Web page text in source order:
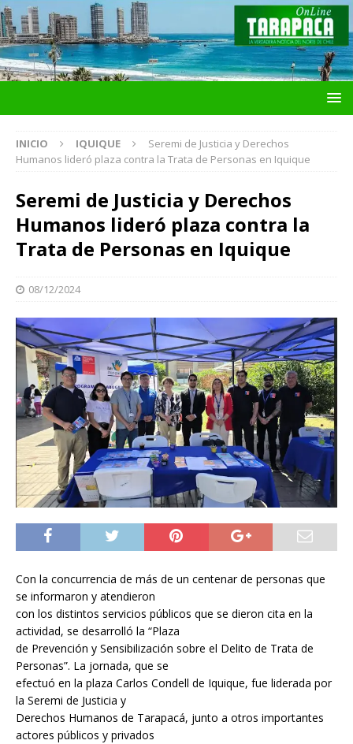
INICIO IQUIQUE
Seremi de Justicia y Derechos
Humanos lideró plaza contra la Trata de Personas en Iquique
Seremi de Justicia y Derechos
Humanos lideró plaza contra la
Trata de Personas en Iquique
08/12/2024
Con la concurrencia de más de un centenar de personas que
se informaron y atendieron
con los distintos servicios públicos que se dieron cita en la
actividad, se desarrolló la “Plaza
de Prevención y Sensibilización sobre el Delito de Trata de
Personas”. La jornada, que se
efectuó en la plaza Carlos Condell de Iquique, fue liderada por
la Seremi de Justicia y
Derechos Humanos de Tarapacá, junto a otros importantes
actores públicos y privados